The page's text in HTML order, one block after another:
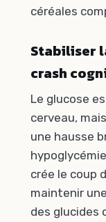
céréales
Stabiliser
crash
Le glucose
cerveau,
une hausse
crée le coup
maintenir
des glucides